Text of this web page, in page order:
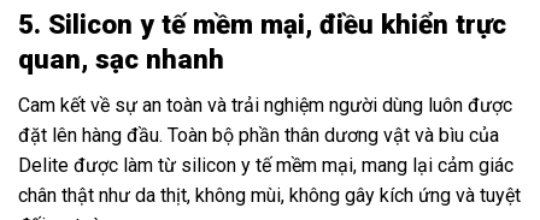
5. Silicon y tế mềm mại, điều khiển trực
quan, sạc nhanh
Cam kết về sự an toàn và trải nghiệm người dùng luôn được
đặt lên hàng đầu. Toàn bộ phần thân dương vật và bìu của
Delite được làm từ silicon y tế mềm mại, mang lại cảm giác
chân thật như da thịt, không mùi, không gây kích ứng và tuyệt